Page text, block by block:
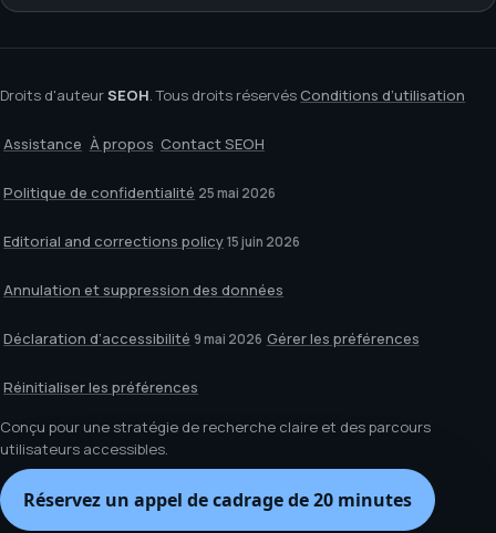
Droits d'auteurSEOH. Tous droits réservésConditions d’utilisation
Assistance À propos Contact SEOH
Politique de confidentialité 25 mai 2026
Editorial and corrections policy 15 juin 2026
Annulation et suppression des données
Déclaration d’accessibilité 9 mai 2026 Gérer les préférences
Réinitialiser les préférences
Conçu pour une stratégie de recherche claire et des parcours
utilisateurs accessibles.
Réservez un appel de cadrage de 20 minutes